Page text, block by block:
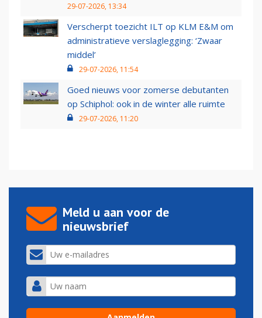
29-07-2026, 13:34
Verscherpt toezicht ILT op KLM E&M om
administratieve verslaglegging: ‘Zwaar
middel’
29-07-2026, 11:54
Goed nieuws voor zomerse debutanten
op Schiphol: ook in de winter alle ruimte
29-07-2026, 11:20
Meld u aan voor de
nieuwsbrief